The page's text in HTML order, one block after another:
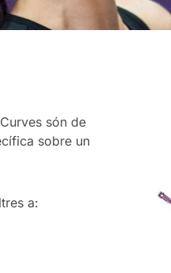
són de
sobre un
a: